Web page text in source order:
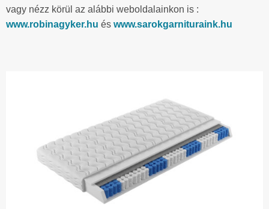
vagy nézz körül az alábbi weboldalainkon is :
www.robinagyker.hu és www.sarokgarnituraink.hu